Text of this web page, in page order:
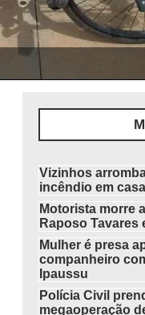
Vizinhos
incêndio em
Motorista morre
Raposo Tavares
Mulher é presa
companheiro
Ipaussu
Polícia Civil
megaoperação